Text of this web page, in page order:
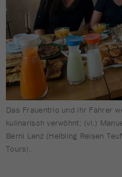
Das Frauentrio und ihr Fahrer
kulinarisch verwöhnt: (vl.)
Berni Lenz (Helbling Reisen
Tours).